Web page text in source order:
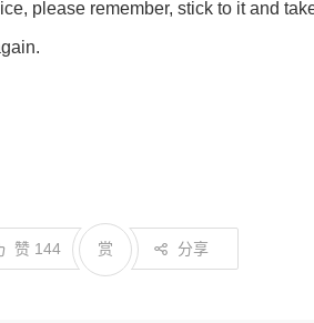
please remember, stick to it and
赞 144 分享
赏